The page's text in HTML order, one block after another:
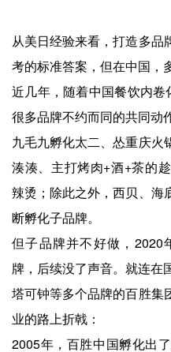
从美日经验来看，打造多品
考的标准答案，但在中国，
近几年，随着中国餐饮内卷
很多品牌不约而同的共同动
九毛九孵化太二、怂重庆火
湊湊、主打烤肉+酒+茶的
辣烫；除此之外，西贝、海
断孵化子品牌。
但子品牌并不好做，2020
牌，后续没了声音。就连在
塔可钟等多个品牌的百胜集
业的路上折戟：
2005年，百胜中国孵化出